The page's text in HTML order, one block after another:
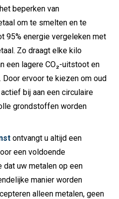
beperken van
om te smelten en te
95% energie vergeleken met
Zo draagt elke kilo
een lagere CO₂-uitstoot en
ervoor te kiezen om oud
bij aan een circulaire
grondstoffen worden
ontvangt u altijd een
een voldoende
dat uw metalen op een
manier worden
alleen metalen, geen